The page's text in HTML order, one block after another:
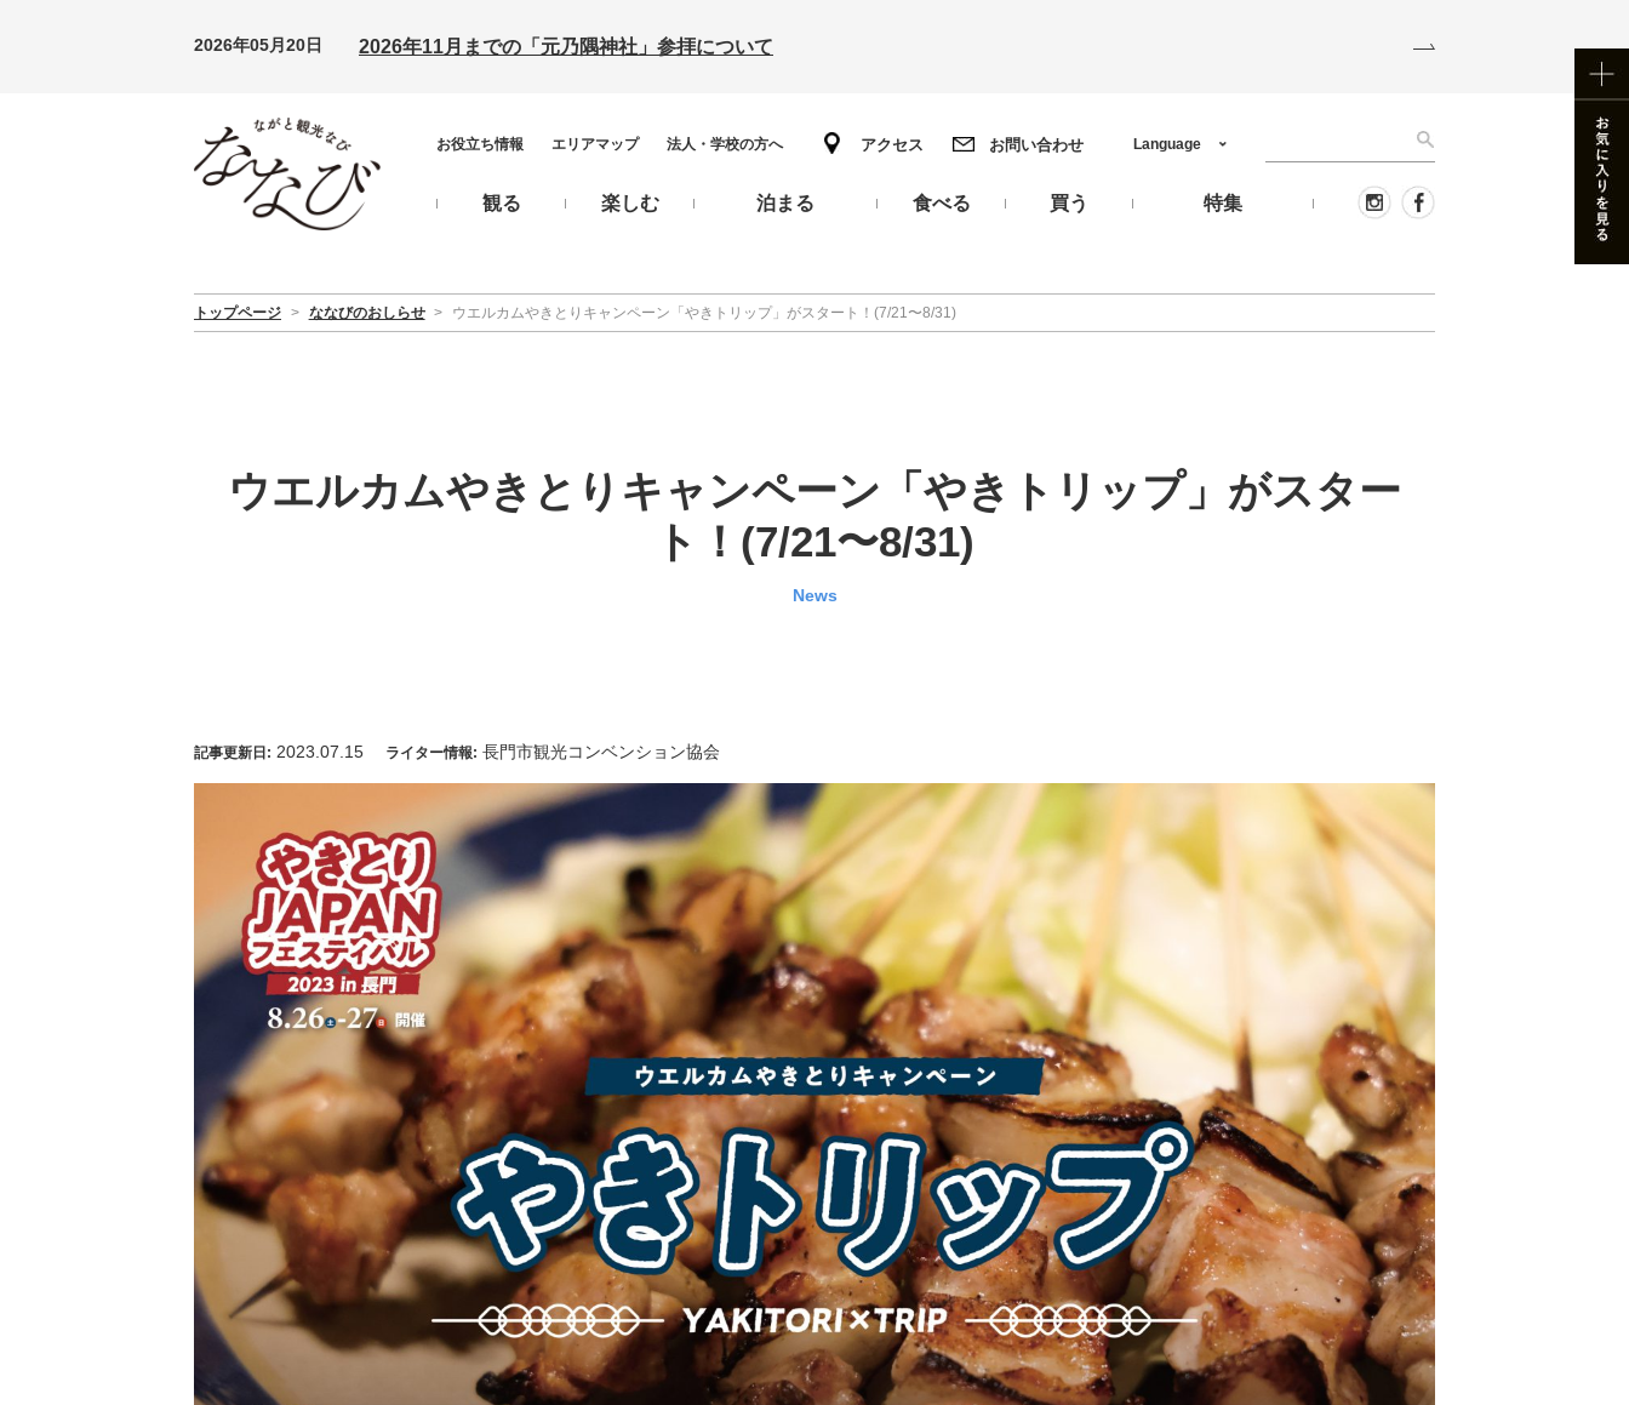
2026年05月20日 2026年11月までの「元乃隅神社」参拝について
お役立ち情報 エリアマップ 法人・学校の方へ アクセス お問い合わせ
観る 楽しむ 泊まる 食べる 買う 特集
Language
トップページ > ななびのおしらせ > ウエルカムやきとりキャンペーン「やきトリップ」がスタート！(7/21〜8/31)
ウエルカムやきとりキャンペーン「やきトリップ」がスター
ト！(7/21〜8/31)
News
記事更新日: 2023.07.15 ライター情報: 長門市観光コンベンション協会